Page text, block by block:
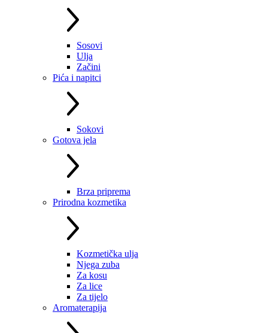
Sosovi
Ulja
Začini
Pića i napitci
Sokovi
Gotova jela
Brza priprema
Prirodna kozmetika
Kozmetička ulja
Njega zuba
Za kosu
Za lice
Za tijelo
Aromaterapija